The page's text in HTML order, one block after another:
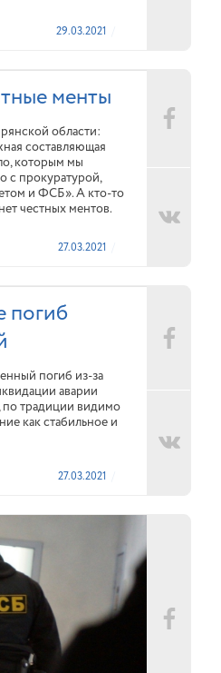
29.03.2021
менты
области:
составляющая
которым мы
с прокуратурой,
и ФСБ». А кто-то
честных ментов.
27.03.2021
погиб
погиб из-за
аварии
традиции видимо
как стабильное и
27.03.2021